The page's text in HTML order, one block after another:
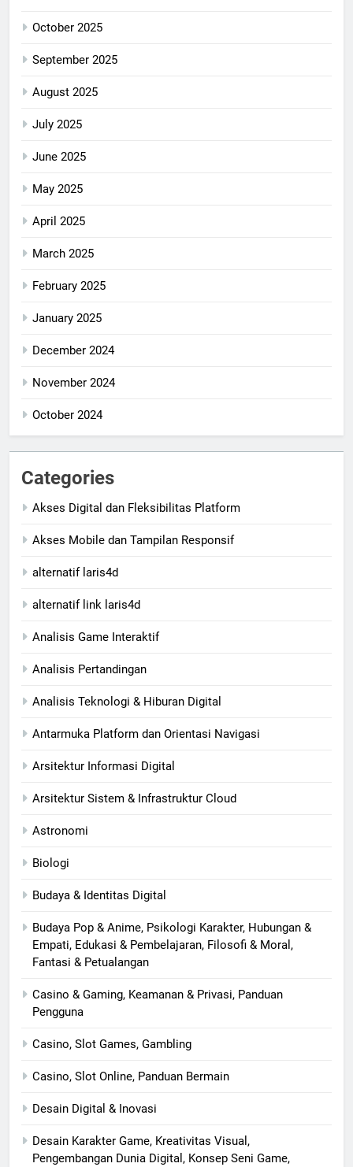
October 2025
September 2025
August 2025
July 2025
June 2025
May 2025
April 2025
March 2025
February 2025
January 2025
December 2024
November 2024
October 2024
Categories
Akses Digital dan Fleksibilitas Platform
Akses Mobile dan Tampilan Responsif
alternatif laris4d
alternatif link laris4d
Analisis Game Interaktif
Analisis Pertandingan
Analisis Teknologi & Hiburan Digital
Antarmuka Platform dan Orientasi Navigasi
Arsitektur Informasi Digital
Arsitektur Sistem & Infrastruktur Cloud
Astronomi
Biologi
Budaya & Identitas Digital
Budaya Pop & Anime, Psikologi Karakter, Hubungan &
Empati, Edukasi & Pembelajaran, Filosofi & Moral,
Fantasi & Petualangan
Casino & Gaming, Keamanan & Privasi, Panduan
Pengguna
Casino, Slot Games, Gambling
Casino, Slot Online, Panduan Bermain
Desain Digital & Inovasi
Desain Karakter Game, Kreativitas Visual,
Pengembangan Dunia Digital, Konsep Seni Game,